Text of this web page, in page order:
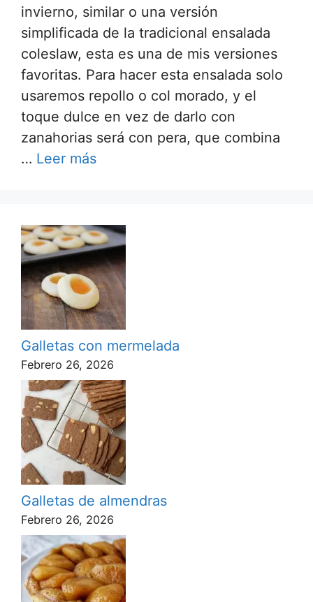
invierno, similar o una versión
simplificada de la tradicional ensalada
coleslaw, esta es una de mis versiones
favoritas. Para hacer esta ensalada solo
usaremos repollo o col morado, y el
toque dulce en vez de darlo con
zanahorias será con pera, que combina
… Leer más
Galletas con mermelada
Febrero 26, 2026
Galletas de almendras
Febrero 26, 2026